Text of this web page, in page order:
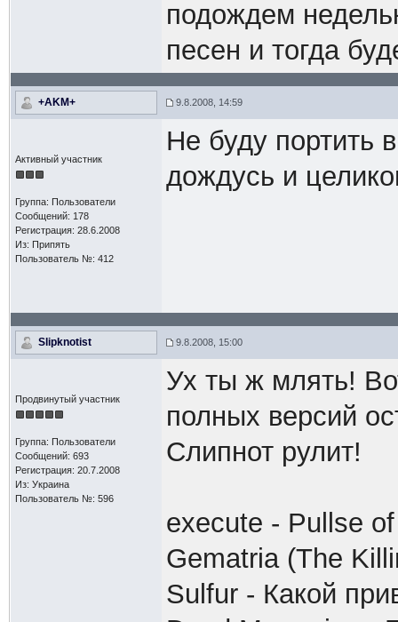
подождем
песен и тогда
+AKM+ 9.8.2008, 14:59
Активный участник
Группа: Пользователи
Сообщений: 178
Регистрация: 28.6.2008
Из: Припять
Пользователь №: 412
Не буду портить
дождусь и
Slipknotist 9.8.2008, 15:00
Продвинутый участник
Группа: Пользователи
Сообщений: 693
Регистрация: 20.7.2008
Из: Украина
Пользователь №: 596
Ух ты ж млять!
полных версий
Слипнот рулит!
execute - Pullse
Gematria (The
Sulfur - Какой